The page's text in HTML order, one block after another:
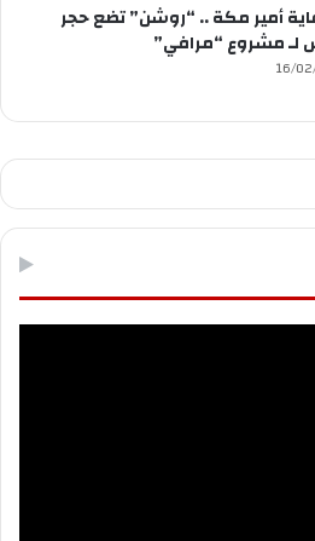
أمير مكة .. “روشن” تضع حجر
لـ مشروع “مرافي”
16/